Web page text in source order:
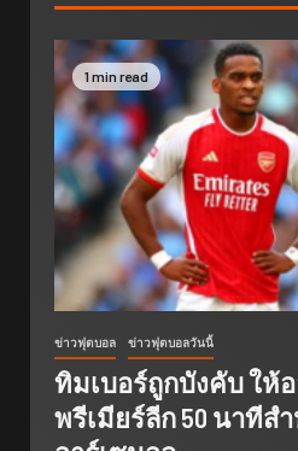
1 min read
ข่าวฟุตบอล ข่าวฟุตบอลวันนี้
ทิมเบอร์ถูกบังคับ ให้
พรีเมียร์ลีก 50 นาทีส